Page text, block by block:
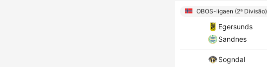
OBOS-ligaen (2ª Divisão)
Egersunds
Sandnes
Sogndal